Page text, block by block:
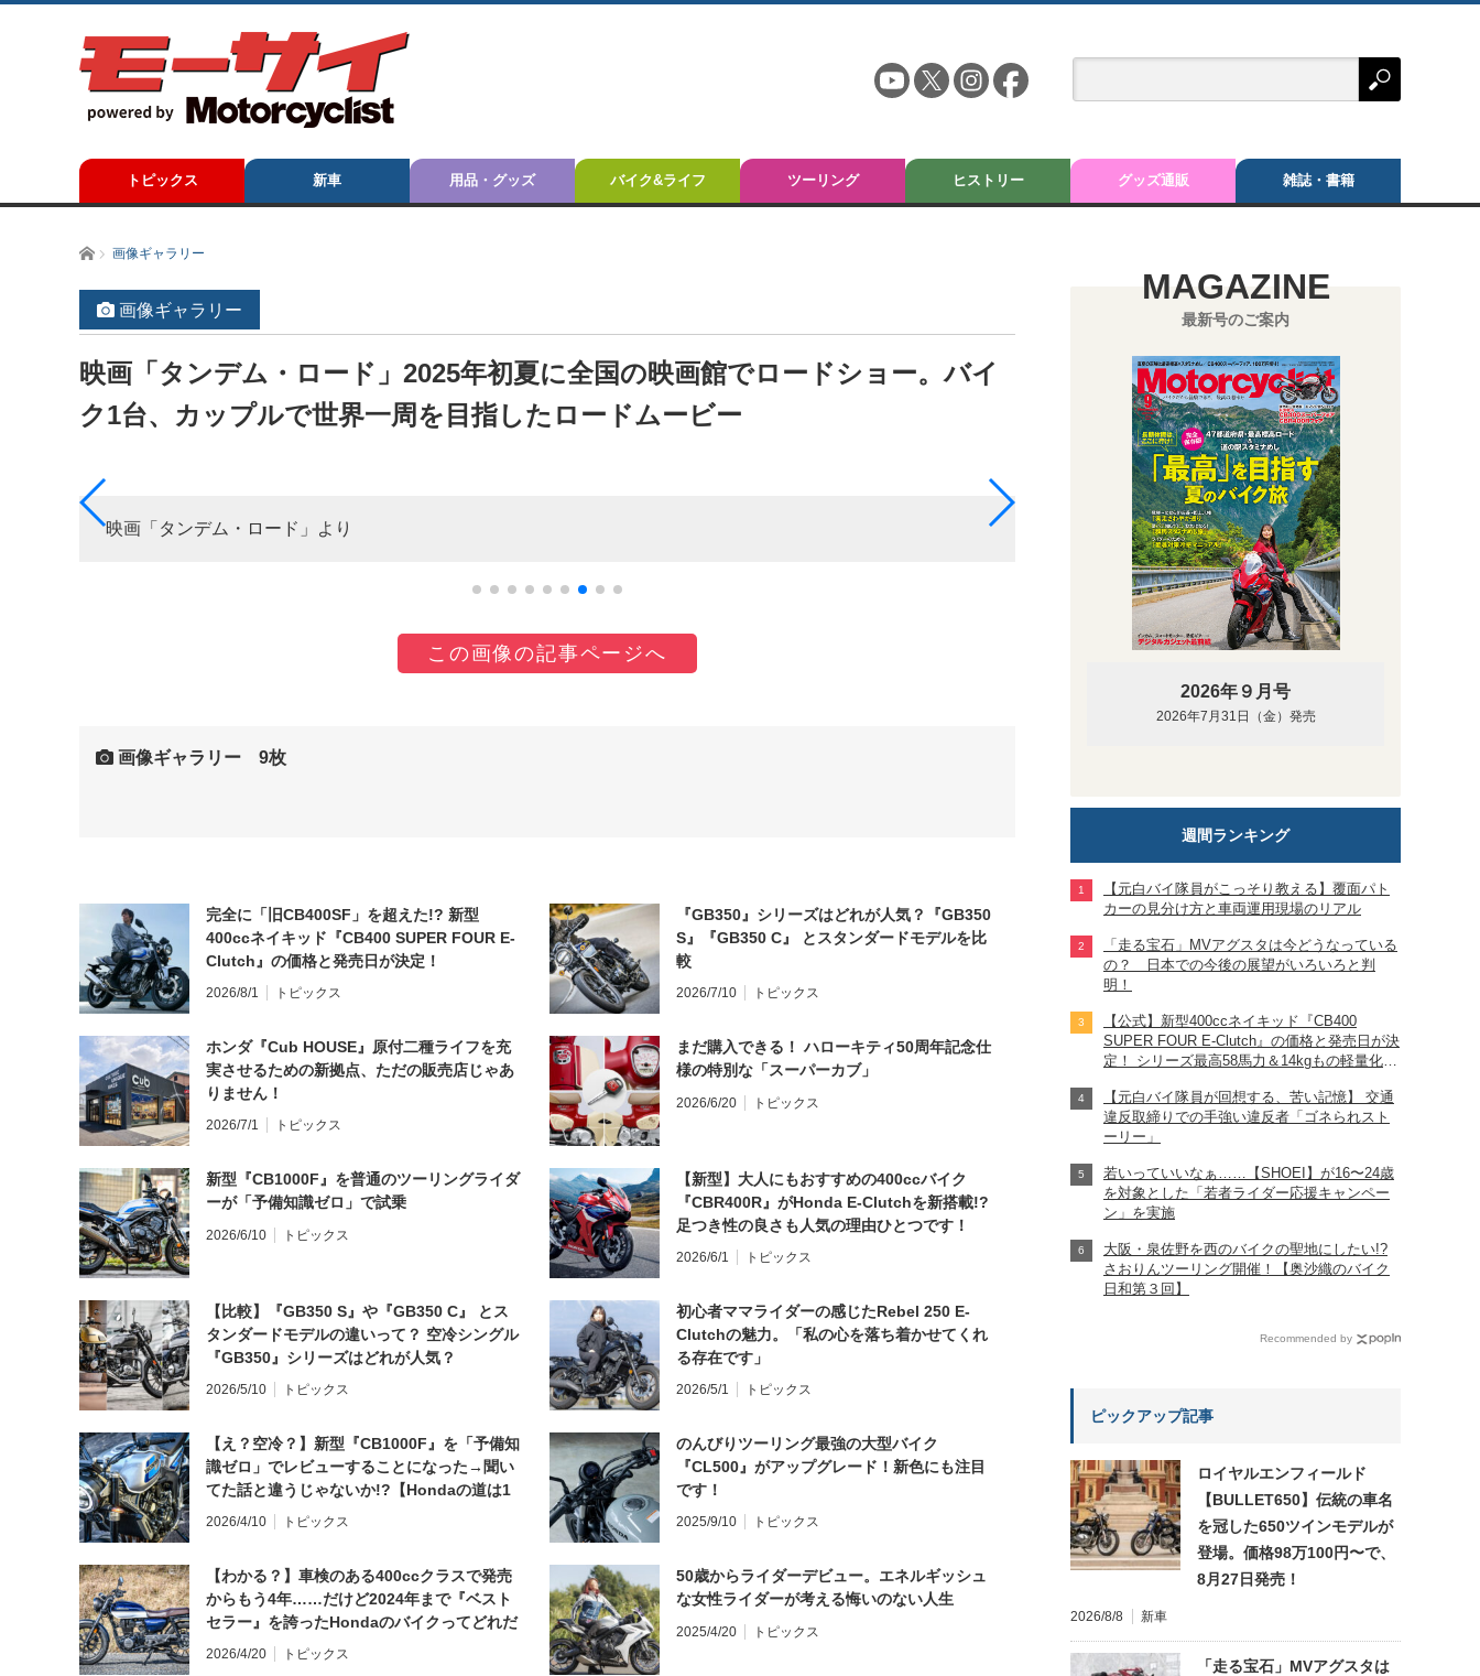
トピックス 新車 用品・グッズ バイク&ライフ ツーリング ヒストリー グッズ通販 雑誌・書籍
ホーム画像ギャラリー
画像ギャラリー
映画「タンデム・ロード」2025年初夏に全国の映画館でロードショー。バイ
ク1台、カップルで世界一周を目指したロードムービー
映画「タンデム・ロード」より 旅の相棒は中古で入手したBMW R 1200 GS
この画像の記事ページへ
画像ギャラリー 9枚
完全に「旧CB400SF」を超えた!? 新型
400ccネイキッド『CB400 SUPER FOUR E-
Clutch』の価格と発売日が決定！
2026/8/1 トピックス
『GB350』シリーズはどれが人気？『GB350
S』『GB350 C』 とスタンダードモデルを比
較
2026/7/10 トピックス
ホンダ『Cub HOUSE』原付二種ライフを充
実させるための新拠点、ただの販売店じゃあ
りません！
2026/7/1 トピックス
まだ購入できる！ ハローキティ50周年記念仕
様の特別な「スーパーカブ」
2026/6/20 トピックス
新型『CB1000F』を普通のツーリングライダ
ーが「予備知識ゼロ」で試乗
2026/6/10 トピックス
【新型】大人にもおすすめの400ccバイク
『CBR400R』がHonda E-Clutchを新搭載!?
足つき性の良さも人気の理由ひとつです！
2026/6/1 トピックス
【比較】『GB350 S』や『GB350 C』 とス
タンダードモデルの違いって？ 空冷シングル
『GB350』シリーズはどれが人気？
2026/5/10 トピックス
初心者ママライダーの感じたRebel 250 E-
Clutchの魅力。「私の心を落ち着かせてくれ
る存在です」
2026/5/1 トピックス
【え？空冷？】新型『CB1000F』を「予備知
識ゼロ」でレビューすることになった→聞い
てた話と違うじゃないか!?【Hondaの道は1
日にしてならず／CB1000F ①第一印象 編】
2026/4/10 トピックス
のんびりツーリング最強の大型バイク
『CL500』がアップグレード！新色にも注目
です！
2025/9/10 トピックス
【わかる？】車検のある400ccクラスで発売
からもう4年……だけど2024年まで『ベスト
セラー』を誇ったHondaのバイクってどれだ
と思う？
2026/4/20 トピックス
50歳からライダーデビュー。エネルギッシュ
な女性ライダーが考える悔いのない人生
2025/4/20 トピックス
MAGAZINE
最新号のご案内
2026年９月号
2026年7月31日（金）発売
週間ランキング
【元白バイ隊員がこっそり教える】覆面パト
カーの見分け方と車両運用現場のリアル
「走る宝石」MVアグスタは今どうなっている
の？ 日本での今後の展望がいろいろと判
明！
【公式】新型400ccネイキッド『CB400
SUPER FOUR E-Clutch』の価格と発売日が決
定！ シリーズ最高58馬力＆14kgもの軽量化!?
【Honda2026新車ニュース】
【元白バイ隊員が回想する、苦い記憶】 交通
違反取締りでの手強い違反者「ゴネられスト
ーリー」
若いっていいなぁ……【SHOEI】が16〜24歳
を対象とした「若者ライダー応援キャンペー
ン」を実施
大阪・泉佐野を西のバイクの聖地にしたい!?
さおりんツーリング開催！【奥沙織のバイク
日和第３回】
Recommended by
ピックアップ記事
ロイヤルエンフィールド
【BULLET650】伝統の車名
を冠した650ツインモデルが
登場。価格98万100円〜で、
8月27日発売！
2026/8/8 新車
「走る宝石」MVアグスタは